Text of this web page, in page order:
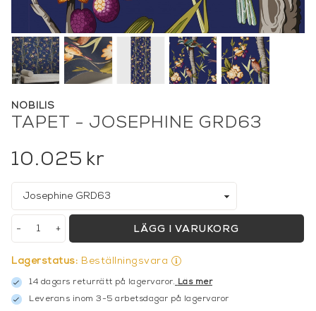
NOBILIS
TAPET - JOSEPHINE GRD63
10.025 kr
+
- LÄGG I VARUKORG
Lagerstatus: Beställningsvara
14 dagars returrätt på lagervaror. Läs mer
Leverans inom 3-5 arbetsdagar på lagervaror